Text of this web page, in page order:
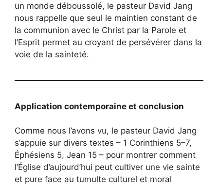
un monde déboussolé, le pasteur David Jang
nous rappelle que seul le maintien constant de
la communion avec le Christ par la Parole et
l’Esprit permet au croyant de persévérer dans la
voie de la sainteté.
Application contemporaine et conclusion
Comme nous l’avons vu, le pasteur David Jang
s’appuie sur divers textes – 1 Corinthiens 5–7,
Éphésiens 5, Jean 15 – pour montrer comment
l’Église d’aujourd’hui peut cultiver une vie sainte
et pure face au tumulte culturel et moral